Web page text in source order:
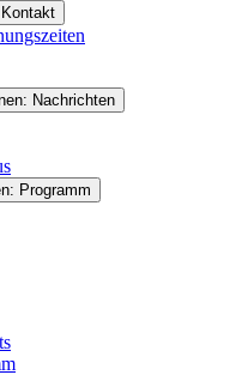
Nachrichten
Programm